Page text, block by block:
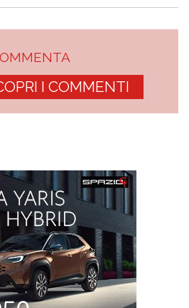
I COMMENTI